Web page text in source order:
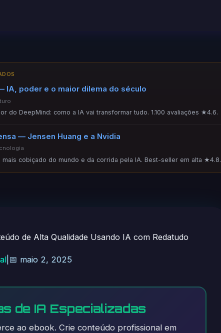
IA, poder e o maior dilema do século
do DeepMind: como a IA vai transformar tudo. 1.100 avaliações ★4.6.
— Jensen Huang e a Nvidia
mais cobiçado do mundo e da corrida pela IA. Best-seller em alta ★4.8.
de Alta Qualidade Usando IA com Redatudo
📅 maio 2, 2025
de IA Especializadas
ao ebook. Crie conteúdo profissional em